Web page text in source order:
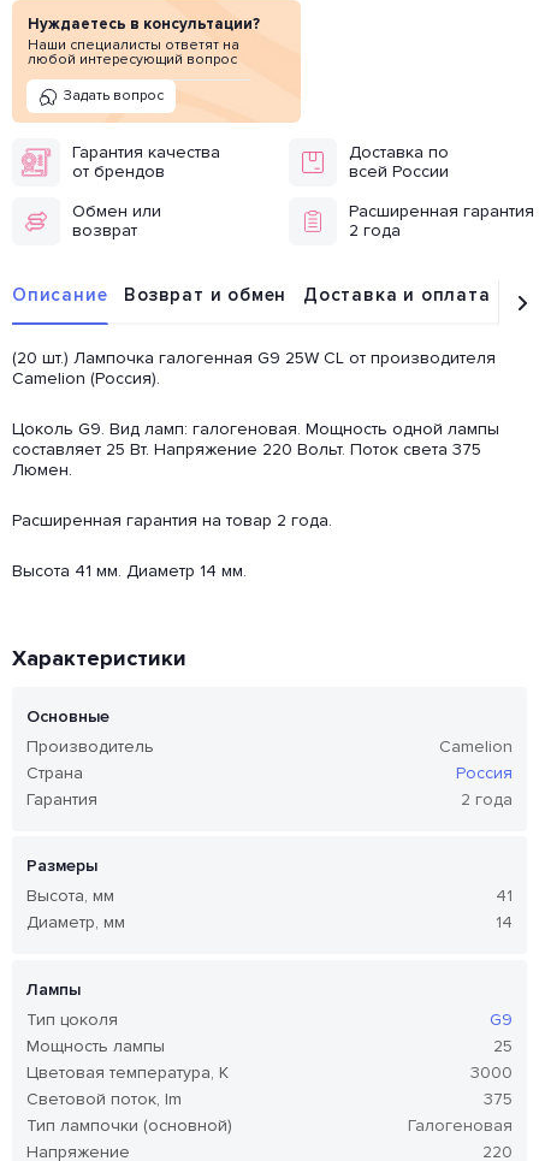
Нуждаетесь в консультации?
Наши специалисты ответят на
любой интересующий вопрос
Задать вопрос
Гарантия качества
от брендов
Доставка по
всей России
Обмен или
возврат
Расширенная гарантия
2 года
Описание Возврат и обмен Доставка и оплата
(20 шт.) Лампочка галогенная G9 25W CL от производителя
Camelion (Россия).
Цоколь G9. Вид ламп: галогеновая. Мощность одной лампы
составляет 25 Вт. Напряжение 220 Вольт. Поток света 375
Люмен.
Расширенная гарантия на товар 2 года.
Высота 41 мм. Диаметр 14 мм.
Характеристики
Основные
Производитель
Camelion
Страна
Россия
Гарантия
2 года
Размеры
Высота, мм
41
Диаметр, мм
14
Лампы
Тип цоколя
G9
Мощность лампы
25
Цветовая температура, K
3000
Световой поток, lm
375
Тип лампочки (основной)
Галогеновая
Напряжение
220